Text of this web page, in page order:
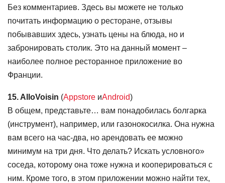
Без комментариев. Здесь вы можете не только
почитать информацию о ресторане, отзывы
побывавших здесь, узнать цены на блюда, но и
забронировать столик. Это на данный момент –
наиболее полное ресторанное приложение во
Франции.
15. AlloVoisin (Appstore иAndroid)
В общем, представьте… вам понадобилась болгарка
(инструмент), например, или газонокосилка. Она нужна
вам всего на час-два, но арендовать ее можно
минимум на три дня. Что делать? Искать условного»
соседа, которому она тоже нужна и кооперироваться с
ним. Кроме того, в этом приложении можно найти тех,